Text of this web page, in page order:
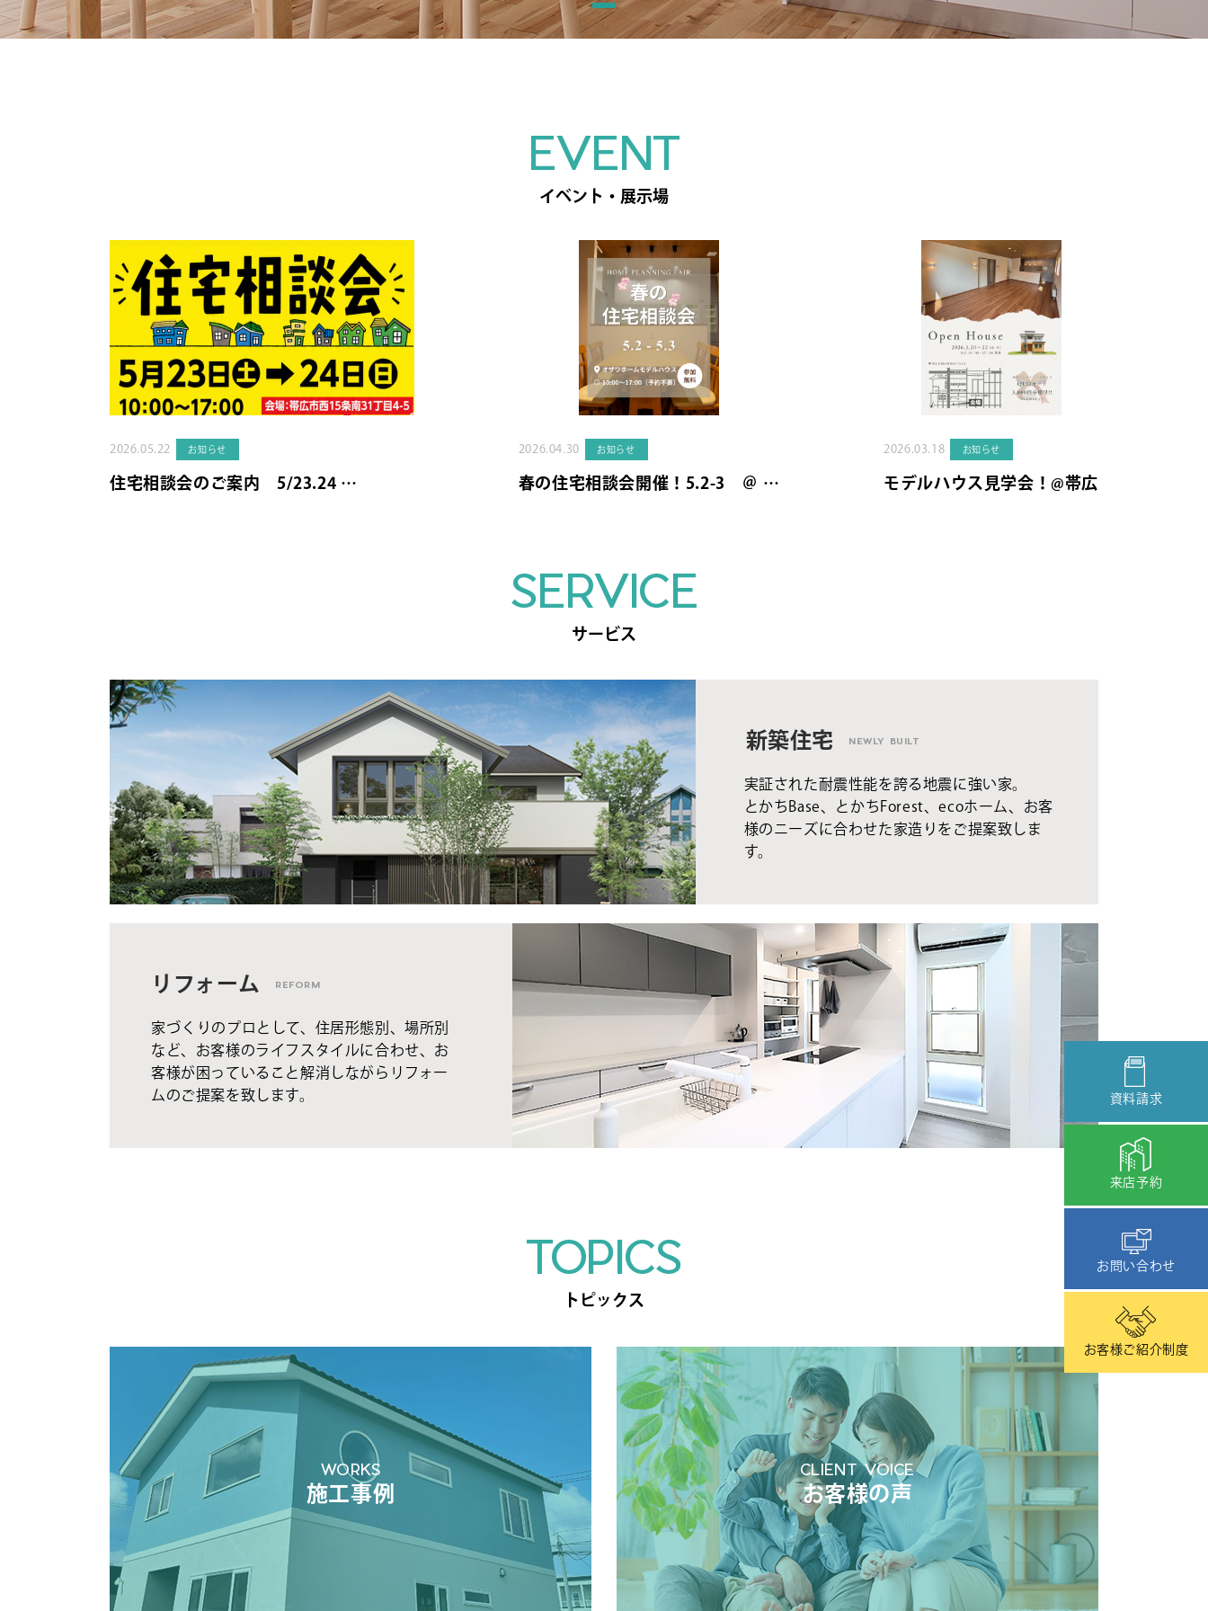
資料請求
来店予約
お問い合わせ
お客様ご紹介制度
EVENT
イベント・展示場
2026.05.22 お知らせ
住宅相談会のご案内 5/23.24 …
2026.04.30 お知らせ
春の住宅相談会開催！5.2-3 ＠ …
2026.03.18 お知らせ
モデルハウス見学会！@帯広
SERVICE
サービス
新築住宅 NEWLY BUILT
実証された耐震性能を誇る地震に強い家。
とかちBase、とかちForest、ecoホーム、お客
様のニーズに合わせた家造りをご提案致しま
す。
リフォーム REFORM
家づくりのプロとして、住居形態別、場所別
など、お客様のライフスタイルに合わせ、お
客様が困っていること解消しながらリフォー
ムのご提案を致します。
TOPICS
トピックス
WORKS
施工事例
CLIENT VOICE
お客様の声